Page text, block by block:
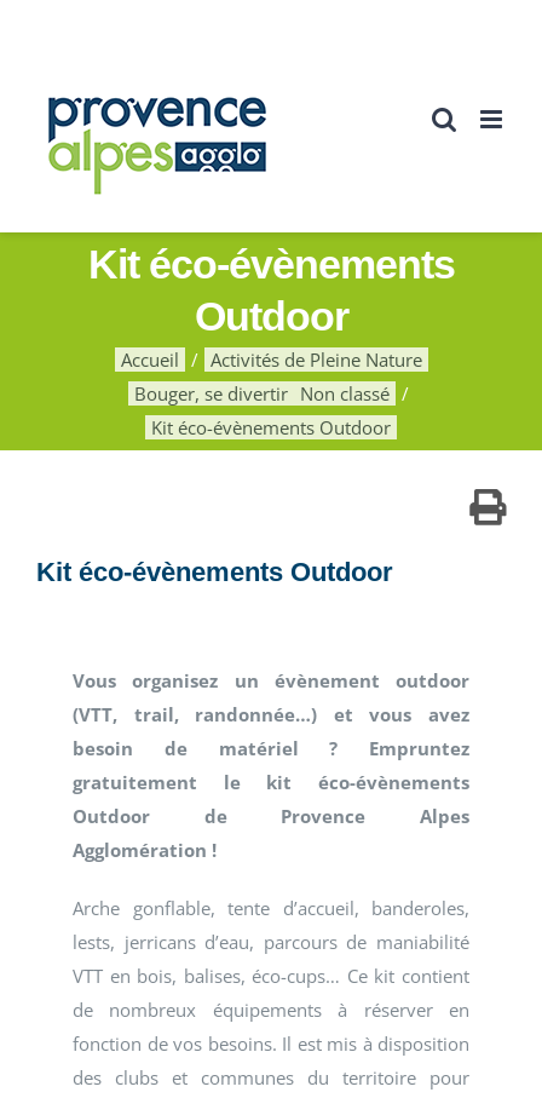
Kit éco-évènements
Outdoor
Accueil
Activités de Pleine Nature
Bouger, se divertir Non classé
Kit éco-évènements Outdoor
Kit éco-évènements Outdoor
Vous organisez un évènement outdoor
(VTT, trail, randonnée…) et vous avez
besoin de matériel ? Empruntez
gratuitement le kit éco-évènements
Outdoor de Provence Alpes
Agglomération !
Arche gonflable, tente d’accueil, banderoles,
lests, jerricans d’eau, parcours de maniabilité
VTT en bois, balises, éco-cups… Ce kit contient
de nombreux équipements à réserver en
fonction de vos besoins. Il est mis à disposition
des clubs et communes du territoire pour